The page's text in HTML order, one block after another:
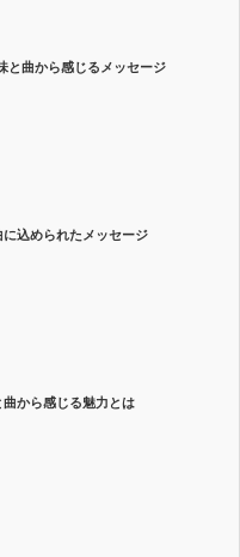
曲から感じるメッセージ
込められたメッセージ
から感じる魅力とは